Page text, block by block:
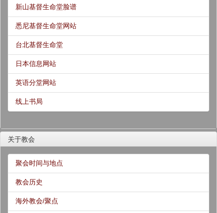
新山基督生命堂脸谱
悉尼基督生命堂网站
台北基督生命堂
日本信息网站
英语分堂网站
线上书局
关于教会
聚会时间与地点
教会历史
海外教会/聚点